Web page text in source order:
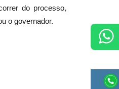
do processo,
o governador.